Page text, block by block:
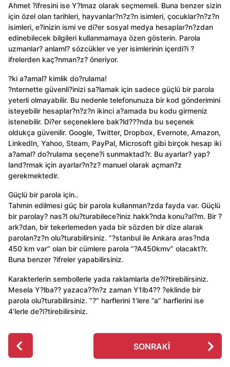
Ahmet ?ifresini ise Y?lmaz olarak seçmemeli. Buna benzer sizin
için özel olan tarihleri, hayvanlar?n?z?n isimleri, çocuklar?n?z?n
isimleri, e?inizin ismi ve di?er sosyal medya hesaplar?n?zdan
edinebilecek bilgileri kullanmamaya özen gösterin. Parola
uzmanlar? anlaml? sözcükler ve yer isimlerinin içerdi?i ?
ifrelerden kaç?nman?z? öneriyor.
?ki a?amal? kimlik do?rulama!
?nternette güvenli?inizi sa?lamak için sadece güçlü bir parola
yeterli olmayabilir. Bu nedenle telefonunuza bir kod gönderimini
isteyebilir hesaplar?n?z?n ikinci a?amada bu kodu girmeniz
istenebilir. Di?er seçeneklere bak?ld???nda bu seçenek
oldukça güvenilir. Google, Twitter, Dropbox, Evernote, Amazon,
LinkedIn, Yahoo, Steam, PayPal, Microsoft gibi birçok hesap iki
a?amal? do?rulama seçene?i sunmaktad?r. Bu ayarlar? yap?
land?rmak için ayarlar?n?z? manuel olarak açman?z
gerekmektedir.
Güçlü bir parola için..
Tahmin edilmesi güç bir parola kullanman?zda fayda var. Güçlü
bir parolay? nas?l olu?turabilece?iniz hakk?nda konu?al?m. Bir ?
ark?dan, bir tekerlemeden yada bir sözden bir dize alarak
parolan?z?n olu?turabilirsiniz. ”?stanbul ile Ankara aras?nda
450 km var” olan bir cümlere parola ”?A450kmv” olacakt?r.
Buna benzer ?ifreler yapabilirsiniz.
Karakterlerin sembollerle yada raklamlarla de?i?tirebilirsiniz.
Mesela Y?lba?? yazaca??n?z zaman Y1lb4?? ?eklinde bir
parola olu?turabilirsiniz. ”?” harflerini 1’lere ”a” harflerini ise
4’lerle de?i?tirebilirsiniz.
P
o
SONRAKI